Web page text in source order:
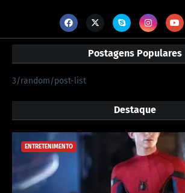
Postagens Populares
3/random/post-list
Destaque
ENTRETENIMENTO